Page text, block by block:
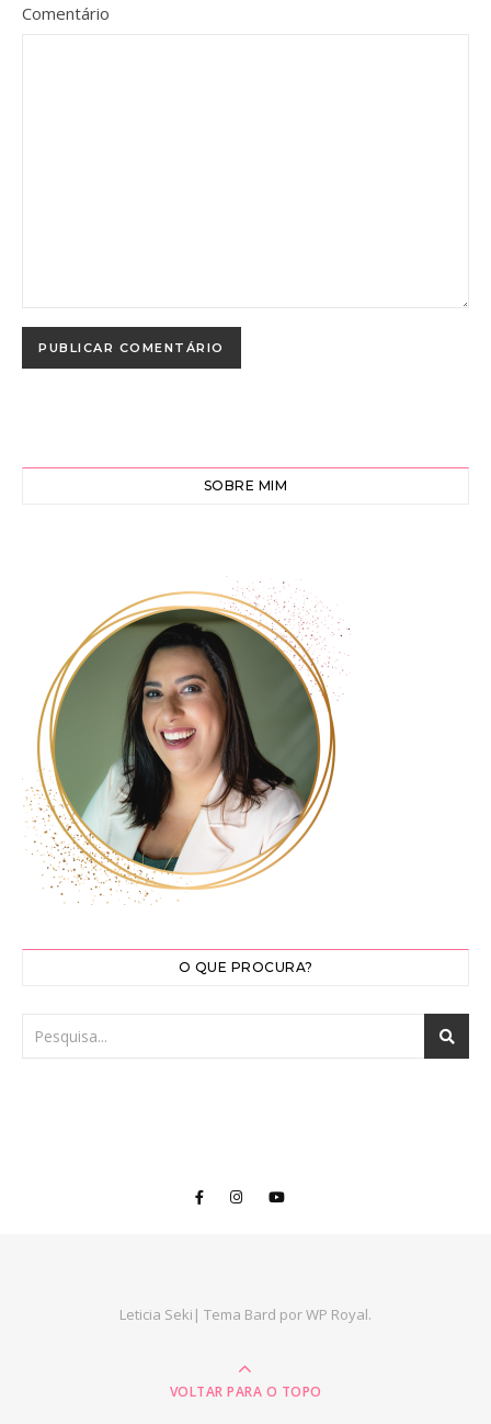
Comentário
SOBRE MIM
O QUE PROCURA?
Leticia Seki| Tema Bard porWP Royal.
VOLTAR PARA O TOPO